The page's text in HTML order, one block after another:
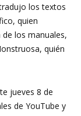
los textos
quien
los manuales,
quién
jueves 8 de
de YouTube y